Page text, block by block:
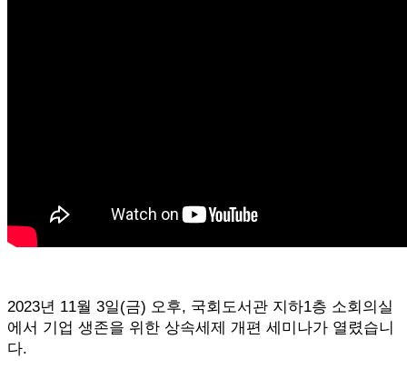
2023년 11월 3일(금) 오후, 국회도서관 지하1층 소회의실
에서 기업 생존을 위한 상속세제 개편 세미나가 열렸습니
다.